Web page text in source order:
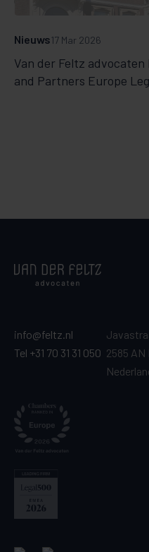
Van der Feltz advocaten
and Partners Europe
Nieuws17 Mar 2026
info@feltz.nl
Tel +31 70 31 31 050 2585 AN